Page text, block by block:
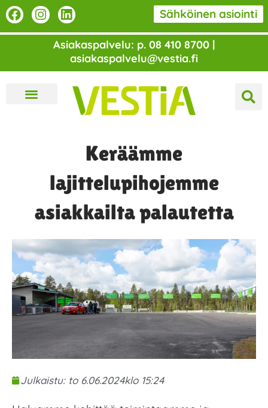
Siirry
sisältöön
F
a
c
o
I
n
s
g
L
i
n
k
e
d
Sähköinen asiointi
Asiakaspalvelu: p. 08 410 8700 |
asiakaspalvelu@vestia.fi
Keräämme
lajittelupihojemme
asiakkailta palautetta
Julkaistu: to 6.06.2024klo 15:24